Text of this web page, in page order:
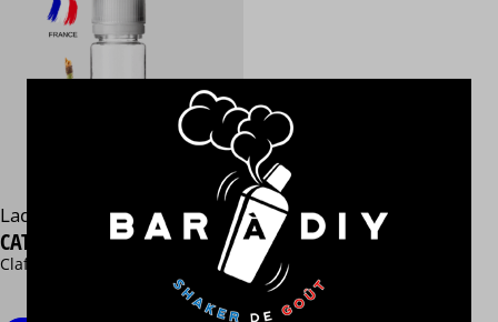
Ladybug Juice®
CATRINA
Clafoutis Griottes
13,90 € / 50 ml